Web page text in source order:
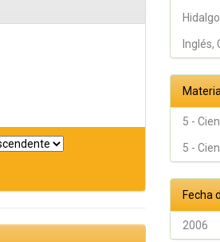
Inglés,
Materia
5 -
5 -
Fecha
2006